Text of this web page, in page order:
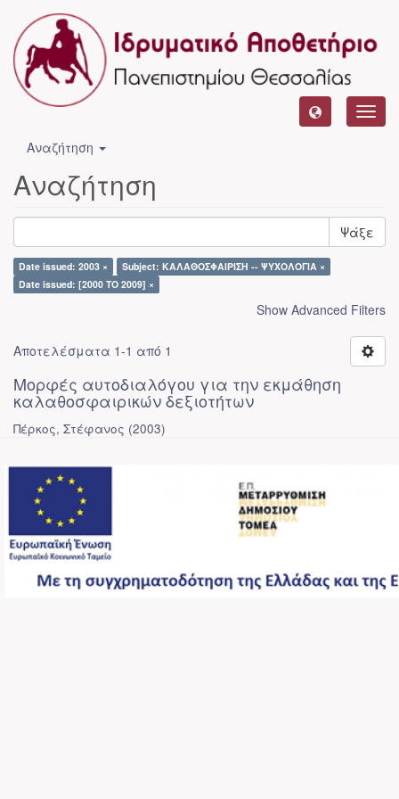
Αναζήτηση
Αναζήτηση
Ψάξε
Date issued: 2003 ×
Subject: ΚΑΛΑΘΟΣΦΑΙΡΙΣΗ -- ΨΥΧΟΛΟΓΙΑ ×
Date issued: [2000 TO 2009] ×
Show Advanced Filters
Αποτελέσματα 1-1 από 1
Μορφές αυτοδιαλόγου για την εκμάθηση
καλαθοσφαιρικών δεξιοτήτων
Πέρκος, Στέφανος (2003)